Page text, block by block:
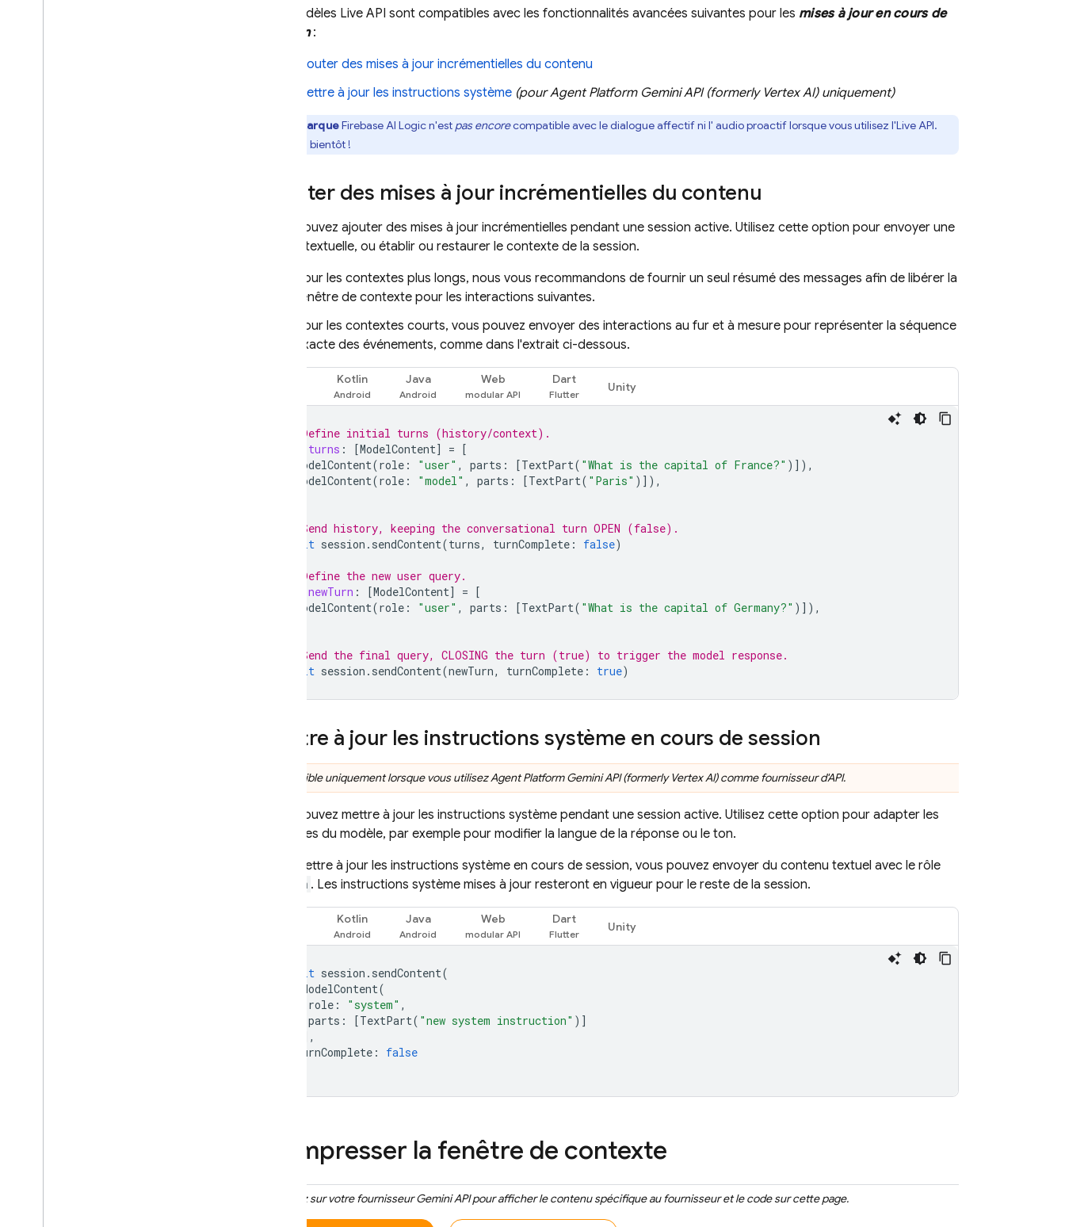
Les modèles Live API sont compatibles avec les fonctionnalités avancées suivantes pour les mises à jour en cours de
session:
Ajouter des mises à jour incrémentielles du contenu
Mettre à jour les instructions système (pourAgent PlatformGemini API (formerly Vertex AI)uniquement)
RemarqueFirebase AI Logicn'est pas encorecompatible avec le dialogue affectif ni l' audio proactif lorsque vous utilisez l'Live API.
Revenez bientôt !
Ajouter des mises à jour incrémentielles du contenu
Vous pouvez ajouter des mises à jour incrémentielles pendant une session active. Utilisez cette option pour envoyer une
entrée textuelle, ou établir ou restaurer le contexte de la session.
Pour les contextes plus longs, nous vous recommandons de fournir un seul résumé des messages afin de libérer la
fenêtre de contexte pour les interactions suivantes.
Pour les contextes courts, vous pouvez envoyer des interactions au fur et à mesure pour représenter la séquence
exacte des événements, comme dans l'extrait ci-dessous.
Kotlin Java Web Dart
Unity
// Define initial turns (history/context).
turns : [ModelContent] = [
ModelContent(role : "user" , parts : [TextPart( "What is the capital of France?" )]),
ModelContent(role : "model" , parts : [TextPart( "Paris" )]),
// Send history, keeping the conversational turn OPEN (false).
await session . sendContent(turns, turnComplete : false)
// Define the new user query.
newTurn : [ModelContent] = [
ModelContent(role : "user" , parts : [TextPart( "What is the capital of Germany?" )]),
// Send the final query, CLOSING the turn (true) to trigger the model response.
await session . sendContent(newTurn, turnComplete : true)
Mettre à jour les instructions système en cours de session
Disponible uniquement lorsque vous utilisezAgent PlatformGemini API (formerly Vertex AI)comme fournisseur d'API.
Vous pouvez mettre à jour les instructions système pendant une session active. Utilisez cette option pour adapter les
réponses du modèle, par exemple pour modifier la langue de la réponse ou le ton.
Pour mettre à jour les instructions système en cours de session, vous pouvez envoyer du contenu textuel avec le rôle
system . Les instructions système mises à jour resteront en vigueur pour le reste de la session.
Kotlin Java Web Dart
Unity
await session . sendContent(
ModelContent(
role : "system" ,
parts : [TextPart( "new system instruction" )]
)],
turnComplete :
false
Compresser la fenêtre de contexte
Cliquez sur votre fournisseurGemini APIpour afficher le contenu spécifique au fournisseur et le code sur cette page.